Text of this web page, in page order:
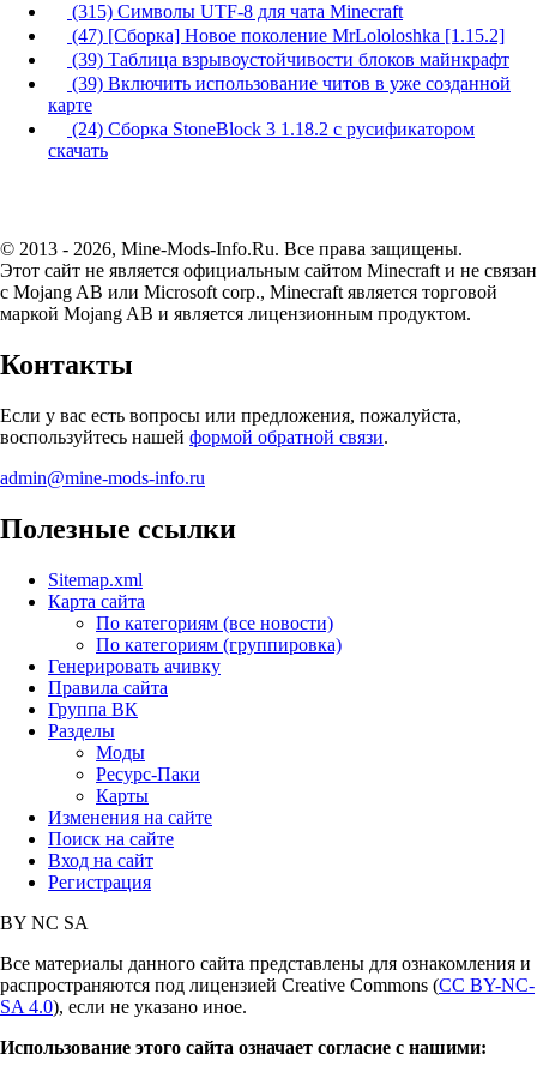
(315) Символы UTF-8 для чата Minecraft
(47) [Сборка] Новое поколение MrLololoshka [1.15.2]
(39) Таблица взрывоустойчивости блоков майнкрафт
(39) Включить использование читов в уже созданной
карте
(24) Сборка StoneBlock 3 1.18.2 с русификатором
скачать
© 2013 - 2026, Mine-Mods-Info.Ru. Все права защищены.
Этот сайт не является официальным сайтом Minecraft и не связан
с Mojang AB или Microsoft corp., Minecraft является торговой
маркой Mojang AB и является лицензионным продуктом.
Контакты
Если у вас есть вопросы или предложения, пожалуйста,
воспользуйтесь нашей формой обратной связи.
admin@mine-mods-info.ru
Полезные ссылки
Sitemap.xml
Карта сайта
По категориям (все новости)
По категориям (группировка)
Генерировать ачивку
Правила сайта
Группа ВК
Разделы
Моды
Ресурс-Паки
Карты
Изменения на сайте
Поиск на сайте
Вход на сайт
Регистрация
BY NC SA
Все материалы данного сайта представлены для ознакомления и
распространяются под лицензией Creative Commons (CC BY-NC-
SA 4.0), если не указано иное.
Использование этого сайта означает согласие с нашими: